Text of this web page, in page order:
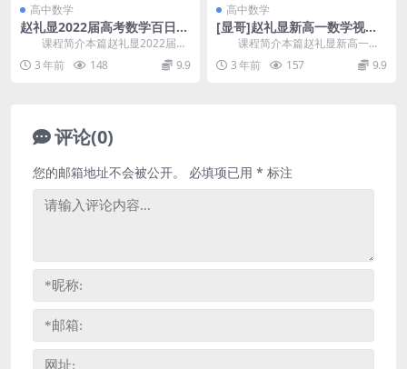
高中数学
赵礼显2022届高考数学百日冲
刺班全套课程资源(含电子讲义
22大讲)网盘分享
课程简介本篇赵礼显2022届高
考数学百日冲刺班视频网课，由 赵
礼显(显哥) ...
3 年前 148 9.9
高中数学
[显哥]赵礼显新高一数学视频
网课暑秋资源(必修一 含电子
讲义)网盘下载
课程简介本篇赵礼显新高一数
学视频网课暑秋资源，由知名高中
数学辅导老师 赵礼显...
3 年前 157 9.9
评论(0)
您的邮箱地址不会被公开。 必填项已用 * 标注